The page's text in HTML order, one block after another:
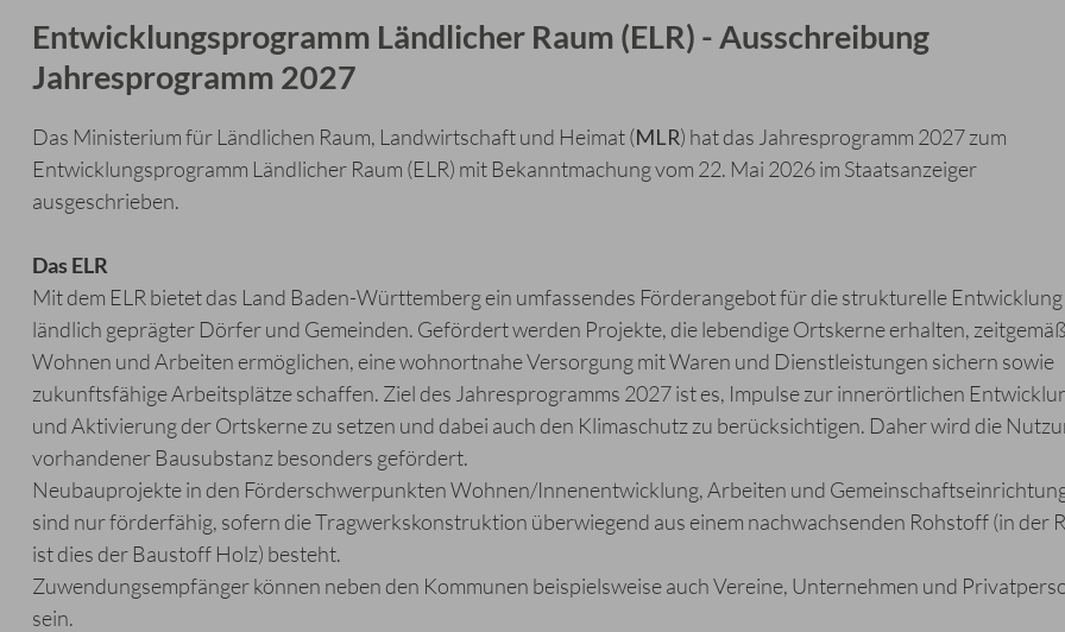
Entwicklungsprogramm Ländlicher Raum (ELR) - Ausschreibung
Jahresprogramm 2027
Das Ministerium für Ländlichen Raum, Landwirtschaft und Heimat (MLR) hat das Jahresprogramm 2027 zum
Entwicklungsprogramm Ländlicher Raum (ELR) mit Bekanntmachung vom 22. Mai 2026 im Staatsanzeiger
ausgeschrieben.
Das ELR
Mit dem ELR bietet das Land Baden-Württemberg ein umfassendes Förderangebot für die strukturelle Entwicklung
ländlich geprägter Dörfer und Gemeinden. Gefördert werden Projekte, die lebendige Ortskerne erhalten,
Wohnen und Arbeiten ermöglichen, eine wohnortnahe Versorgung mit Waren und Dienstleistungen sichern sowie
zukunftsfähige Arbeitsplätze schaffen. Ziel des Jahresprogramms 2027 ist es, Impulse zur innerörtlichen
und Aktivierung der Ortskerne zu setzen und dabei auch den Klimaschutz zu berücksichtigen. Daher wird die
vorhandener Bausubstanz besonders gefördert.
Neubauprojekte in den Förderschwerpunkten Wohnen/Innenentwicklung, Arbeiten und
sind nur förderfähig, sofern die Tragwerkskonstruktion überwiegend aus einem nachwachsenden Rohstoff (in der
ist dies der Baustoff Holz) besteht.
Zuwendungsempfänger können neben den Kommunen beispielsweise auch Vereine, Unternehmen und
sein.